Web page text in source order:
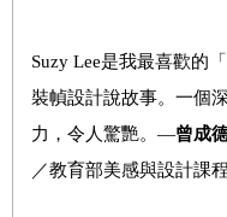
Suzy Lee是我最喜歡的
裝幀設計說故事。一個
力，令人驚艷。—曾成
／教育部美感與設計課